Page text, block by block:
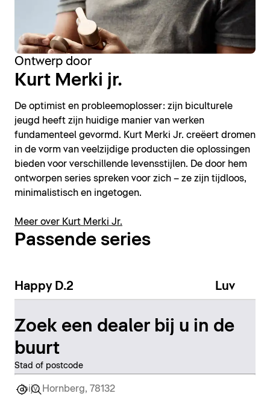
Ontwerp door
Kurt Merki jr.
De optimist en probleemoplosser: zijn biculturele
jeugd heeft zijn huidige manier van werken
fundamenteel gevormd. Kurt Merki Jr. creëert dromen
in de vorm van veelzijdige producten die oplossingen
bieden voor verschillende levensstijlen. De door hem
ontworpen series spreken voor zich – ze zijn tijdloos,
minimalistisch en ingetogen.
Meer over Kurt Merki Jr.
Passende series
Happy D.2 Luv
Zoek een dealer bij u in de
buurt
Stad of postcode